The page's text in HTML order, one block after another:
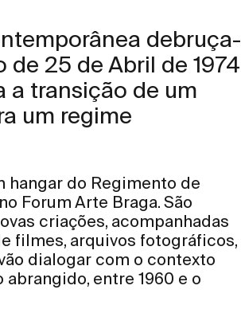
debruça-
25 de Abril de 1974
a transição de um
um regime
hangar do Regimento de
Forum Arte Braga. São
criações, acompanhadas
filmes, arquivos fotográficos,
dialogar com o contexto
entre 1960 e o